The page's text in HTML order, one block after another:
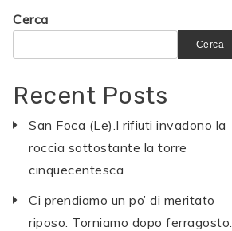
Cerca
Cerca
Recent Posts
San Foca (Le).I rifiuti invadono la
roccia sottostante la torre
cinquecentesca
Ci prendiamo un po’ di meritato
riposo. Torniamo dopo ferragosto.